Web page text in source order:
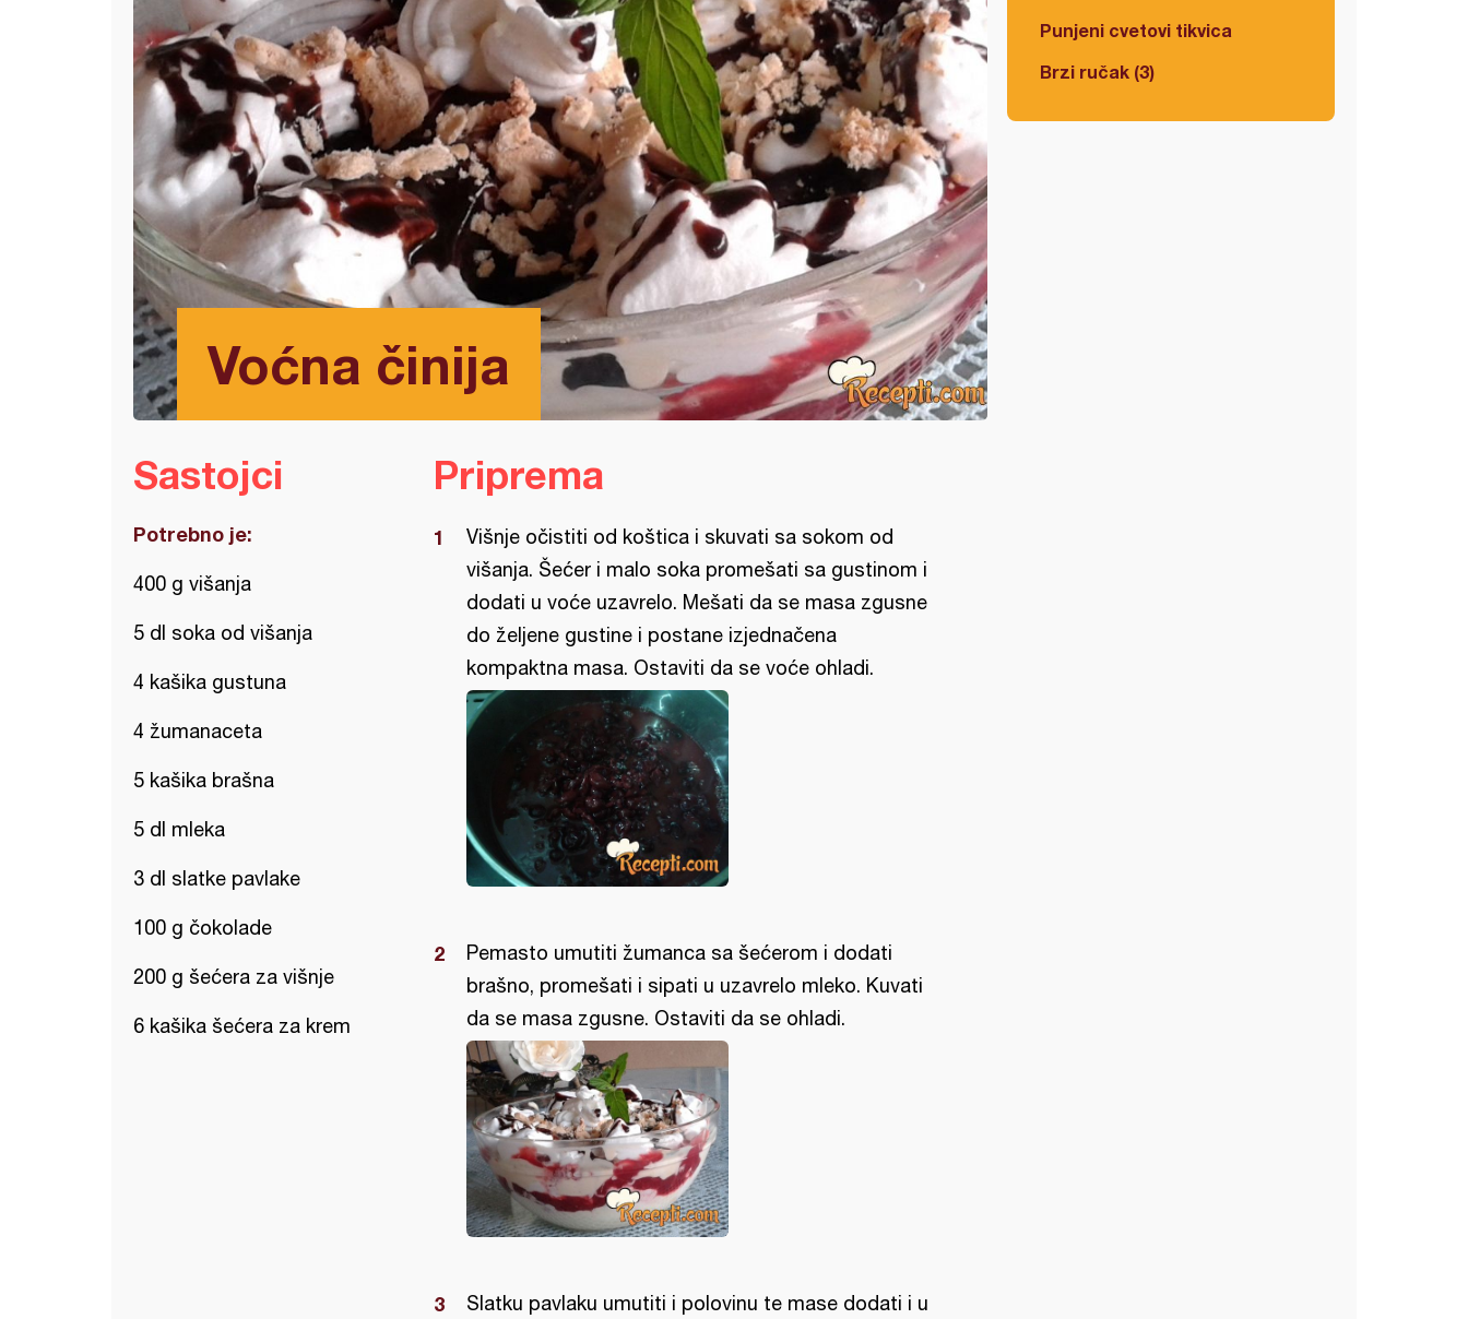
Voćna činija
Punjeni cvetovi tikvica
Brzi ručak (3)
Sastojci
Potrebno je:
400 g višanja
5 dl soka od višanja
4 kašika gustuna
4 žumanaceta
5 kašika brašna
5 dl mleka
3 dl slatke pavlake
100 g čokolade
200 g šećera za višnje
6 kašika šećera za krem
Priprema
Višnje očistiti od koštica i skuvati sa sokom od
višanja. Šećer i malo soka promešati sa gustinom i
dodati u voće uzavrelo. Mešati da se masa zgusne
do željene gustine i postane izjednačena
kompaktna masa. Ostaviti da se voće ohladi.
Pemasto umutiti žumanca sa šećerom i dodati
brašno, promešati i sipati u uzavrelo mleko. Kuvati
da se masa zgusne. Ostaviti da se ohladi.
Slatku pavlaku umutiti i polovinu te mase dodati i u